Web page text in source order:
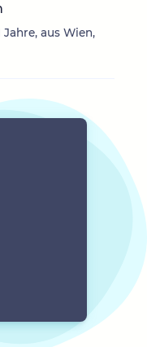
Jahre, aus Wien,